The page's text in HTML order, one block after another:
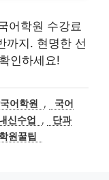
어학원 수강료
까지. 현명한 선
인하세요!
어학원 ,
국어
신수업 ,
단과
학원꿀팁